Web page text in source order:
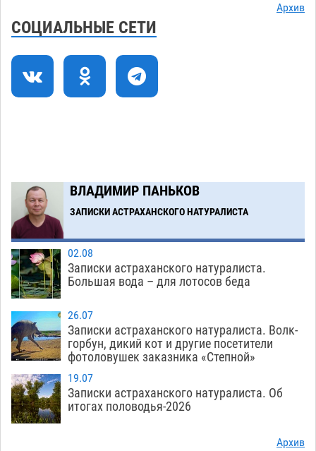
556
14:09
С 11 августа астраханские водоемы
обеспечат притоком в семь тысяч кубов
Астраханский аэропорт попробует отбиться
11:58
В Астрахани подросток угнал мотоцикл и
похитил чужие мобильник с банковскими
картами
Загрузить еще
Архив
СОЦИАЛЬНЫЕ СЕТИ
ВЛАДИМИР ПАНЬКОВ
ЗАПИСКИ АСТРАХАНСКОГО НАТУРАЛИСТА
02.08
Записки астраханского натуралиста.
Большая вода – для лотосов беда
26.07
Записки астраханского натуралиста. Волк-
горбун, дикий кот и другие посетители
фотоловушек заказника «Степной»
19.07
Записки астраханского натуралиста. Об
итогах половодья-2026
Архив